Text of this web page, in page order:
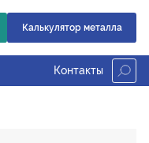
Калькулятор металла
Контакты